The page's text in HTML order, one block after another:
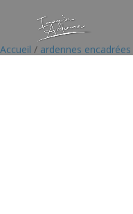
Accueil / ardennes encadrées